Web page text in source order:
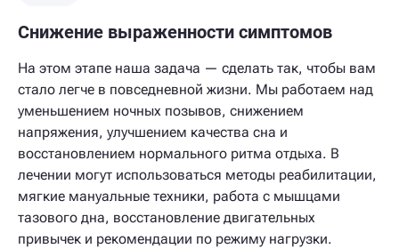
Снижение выраженности симптомов
На этом этапе наша задача — сделать так, чтобы вам
стало легче в повседневной жизни. Мы работаем над
уменьшением ночных позывов, снижением
напряжения, улучшением качества сна и
восстановлением нормального ритма отдыха. В
лечении могут использоваться методы реабилитации,
мягкие мануальные техники, работа с мышцами
тазового дна, восстановление двигательных
привычек и рекомендации по режиму нагрузки.